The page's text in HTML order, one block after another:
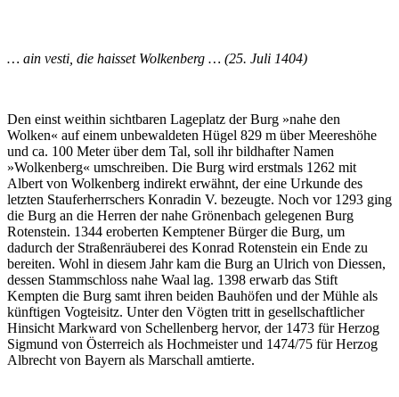
… ain vesti, die haisset Wolkenberg … (25. Juli 1404)
Den einst weithin sichtbaren Lageplatz der Burg »nahe den
Wolken« auf einem unbewaldeten Hügel 829 m über Meereshöhe
und ca. 100 Meter über dem Tal, soll ihr bildhafter Namen
»Wolkenberg« umschreiben. Die Burg wird erstmals 1262 mit
Albert von Wolkenberg indirekt erwähnt, der eine Urkunde des
letzten Stauferherrschers Konradin V. bezeugte. Noch vor 1293 ging
die Burg an die Herren der nahe Grönenbach gelegenen Burg
Rotenstein. 1344 eroberten Kemptener Bürger die Burg, um
dadurch der Straßenräuberei des Konrad Rotenstein ein Ende zu
bereiten. Wohl in diesem Jahr kam die Burg an Ulrich von Diessen,
dessen Stammschloss nahe Waal lag. 1398 erwarb das Stift
Kempten die Burg samt ihren beiden Bauhöfen und der Mühle als
künftigen Vogteisitz. Unter den Vögten tritt in gesellschaftlicher
Hinsicht Markward von Schellenberg hervor, der 1473 für Herzog
Sigmund von Österreich als Hochmeister und 1474/75 für Herzog
Albrecht von Bayern als Marschall amtierte.